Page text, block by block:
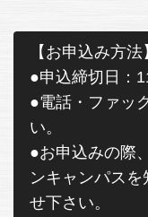
【お申込み方法
●申込締切日：
●電話・ファッ
い。
●お申込みの際
ンキャンパス
せ下さい。